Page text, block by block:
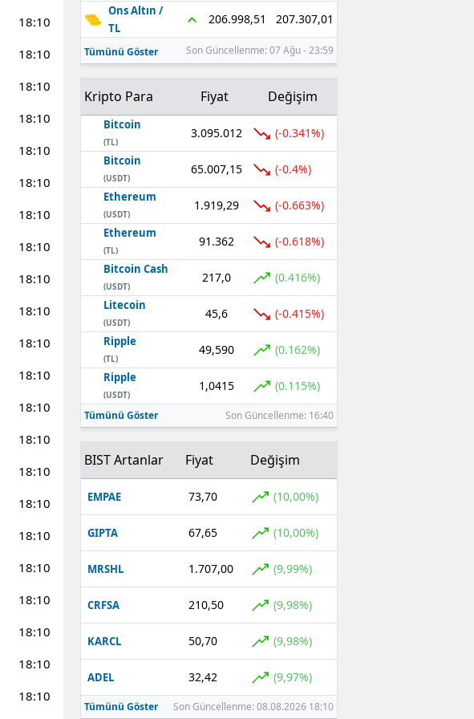
18:10
18:10
18:10
18:10
18:10
18:10
18:10
18:10
18:10
18:10
18:10
18:10
18:10
18:10
18:10
18:10
18:10
18:10
18:10
18:10
18:10
18:10
Ons Altın /
TL
206.998,51 207.307,01
Tümünü Göster Son Güncellenme: 07 Ağu - 23:59
Kripto Para Fiyat Değişim
Bitcoin
(TL)
3.095.012 (-0.341%)
Bitcoin
(USDT)
65.007,15 (-0.4%)
Ethereum
(USDT)
1.919,29 (-0.663%)
Ethereum
(TL)
91.362 (-0.618%)
Bitcoin Cash
(USDT)
217,0 (0.416%)
Litecoin
(USDT)
45,6 (-0.415%)
Ripple
(TL)
49,590 (0.162%)
Ripple
(USDT)
1,0415 (0.115%)
Tümünü Göster Son Güncellenme: 16:40
BIST Artanlar Fiyat Değişim
EMPAE 73,70 (10,00%)
GIPTA 67,65 (10,00%)
MRSHL 1.707,00 (9,99%)
CRFSA 210,50 (9,98%)
KARCL 50,70 (9,98%)
ADEL 32,42 (9,97%)
Tümünü Göster Son Güncellenme: 08.08.2026 18:10